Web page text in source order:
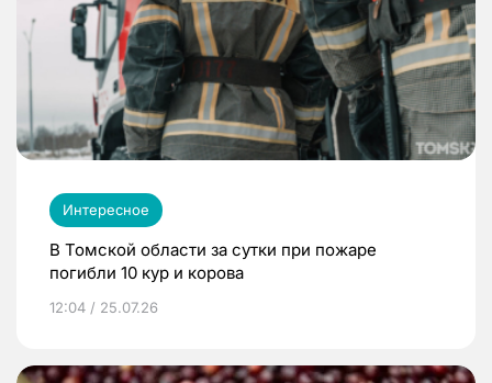
Интересное
В Томской области за сутки при пожаре
погибли 10 кур и корова
12:04 / 25.07.26